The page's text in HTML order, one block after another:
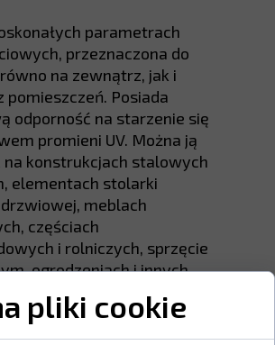
parametrach
przeznaczona do
na zewnątrz, jak i
Posiada
odporność na starzenie się
promieni UV. Można ją
konstrukcjach stalowych
elementach stolarki
meblach
częściach
i rolniczych, sprzęcie
ogrodzeniach i innych
zawierają żywice
kwasu karboksylowego,
pliki cookie